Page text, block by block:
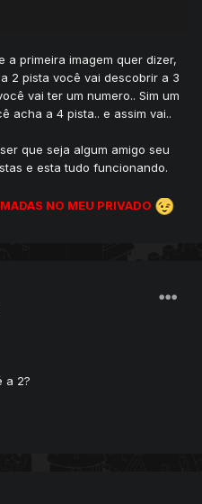
a primeira imagem quer dizer,
2 pista você vai descobrir a 3
vai ter um numero.. Sim um
acha a 4 pista.. e assim vai..
que seja algum amigo seu
e esta tudo funcionando.
NO MEU PRIVADO
a 2?